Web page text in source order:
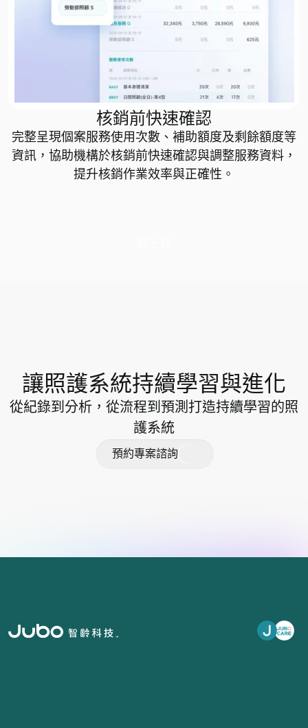
核銷前快速確認
完整呈現個案服務使用次數、補助額度及剩餘額度等
資訊，協助機構於核銷前快速確認與調整服務資料，
提升核銷作業效率與正確性。
讓照護系統持續學習與進化
從紀錄到分析，從流程到預測打造持續學習的照
護系統
預約專案諮詢